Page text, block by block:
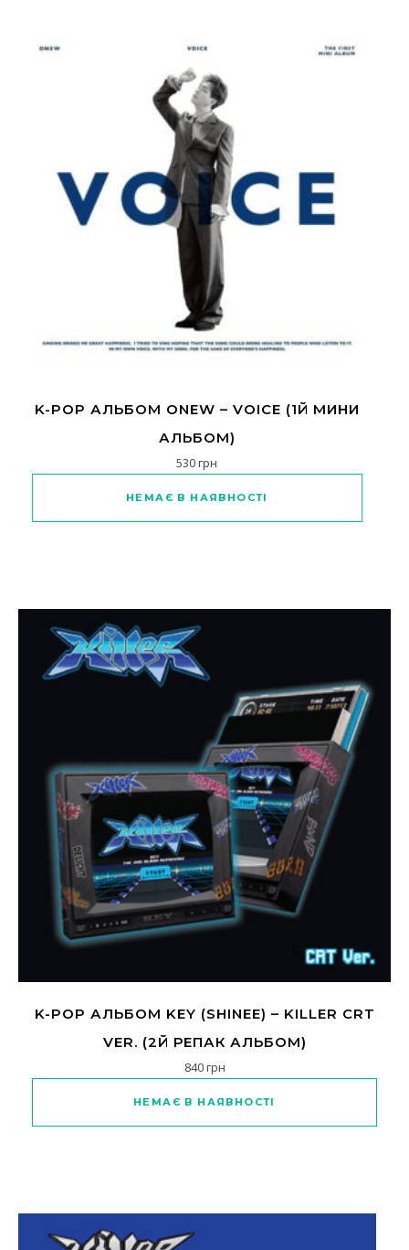
K-POP АЛЬБОМ ONEW – VOICE (1Й МИНИ
АЛЬБОМ)
530грн
НЕМАЄ В НАЯВНОСТІ
K-POP АЛЬБОМ KEY (SHINEE) – KILLER CRT
VER. (2Й РЕПАК АЛЬБОМ)
840грн
НЕМАЄ В НАЯВНОСТІ